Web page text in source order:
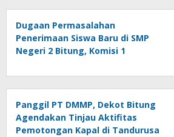
Dugaan Permasalahan
Penerimaan Siswa Baru di SMP
Negeri 2 Bitung, Komisi 1
Panggil PT DMMP, Dekot Bitung
Agendakan Tinjau Aktifitas
Pemotongan Kapal di Tandurusa